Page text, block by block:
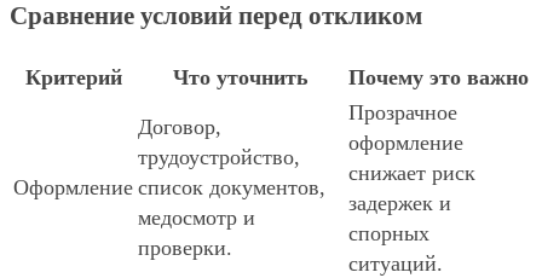
Сравнение условий перед откликом
Критерий Что уточнить Почему это важно
Оформление
Договор,
трудоустройство,
список документов,
медосмотр и
проверки.
Прозрачное
оформление
снижает риск
задержек и
спорных
ситуаций.